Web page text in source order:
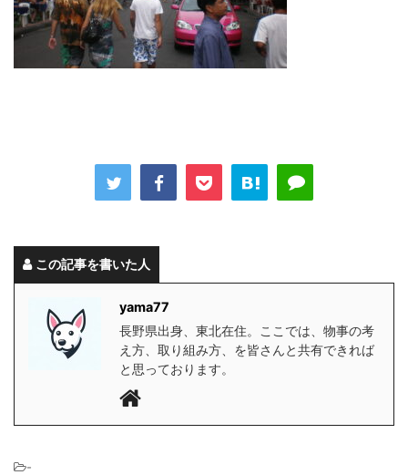
この記事を書いた人
yama77
長野県出身、東北在住。ここでは、物事の考
え方、取り組み方、を皆さんと共有できれば
と思っております。
-